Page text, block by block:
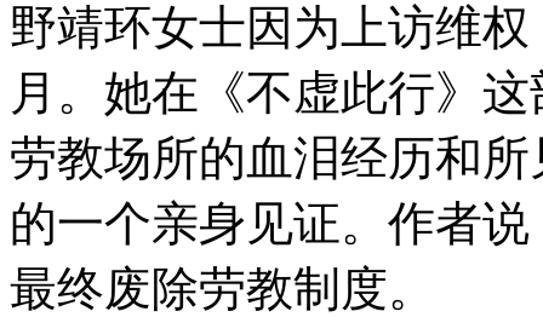
野靖环女士因为上访维
月。她在《不虚此行》
劳教场所的血泪经历和
的一个亲身见证。作者
最终废除劳教制度。